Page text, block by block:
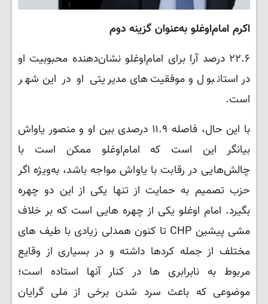
اکرم امام‌اوغلو به‌عنوان گزینه دوم
۲۲.۶ درصد آرا برای امام‌اوغلو نشان‌دهنده محبوبیت او
در استانبول و موفقیت‌های مدیریتی او در این شهر
است.
با این حال، فاصله ۱۱.۹ درصدی بین او و منصور یاواش
بیانگر این است که امام‌اوغلو ممکن است با
چالش‌هایی در رقابت با یاواش مواجه باشد، به‌ویژه اگر
حزب تصمیم به حمایت از تنها یکی از این دو چهره
بگیرد. امام اوغلو یکی از چهره هایی است که بر خلاف
مشی پیشین CHP تا کنون همدلی زیادی با طیف های
مختلف از جمله کردها داشته و در بسیاری از وقایع
مربوط به نابرابری ها در کنار آنها استاده است؛
موضوعی که باعث سرد شدن برخی از ملی گرایان